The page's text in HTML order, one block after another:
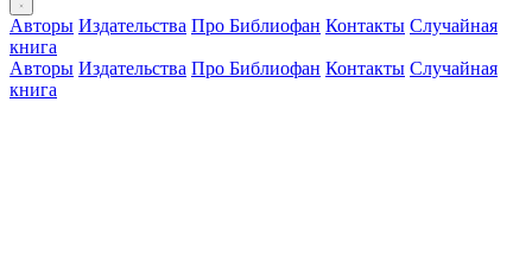
Авторы Издательства Про Библиофан Контакты Случайная
книга
Авторы Издательства Про Библиофан Контакты Случайная
книга